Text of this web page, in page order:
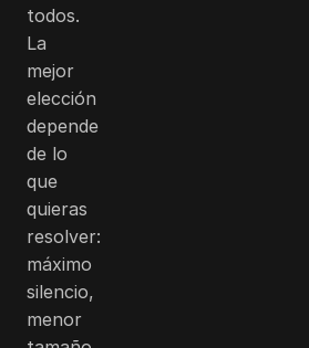
todos.
La
mejor
elección
depende
de lo
que
quieras
resolver:
máximo
silencio,
menor